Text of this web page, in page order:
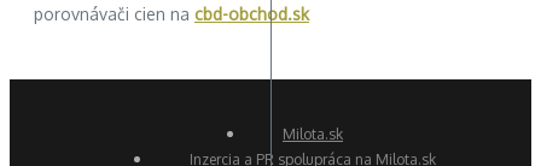
porovnávači cien na cbd-obchod.sk
Milota.sk
Inzercia a PR spolupráca na Milota.sk